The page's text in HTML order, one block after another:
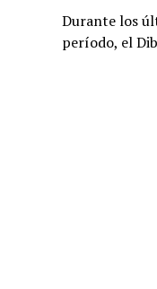
Durante los
período, el